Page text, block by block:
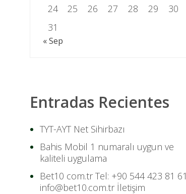
24
25 26 27 28 29
30
31
« Sep
Entradas Recientes
TYT-AYT Net Sihirbazı
Bahis Mobil 1 numaralı uygun ve
kaliteli uygulama
Bet10 com.tr Tel: +90 544 423 81 61
info@bet10.com.tr İletişim